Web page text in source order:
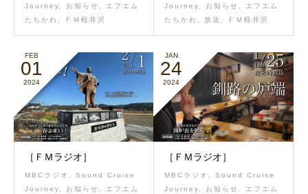
Journey
お知らせ
エフエム
たちかわ
ＦＭ軽井沢
Journey
お知らせ
エフエム
たちかわ
放送 ＦＭ軽井沢
FEB
01
2024
［ＦＭラジオ］
MBCラジオ
Sound Cruise
Journey
お知らせ
エフエム
JAN
24
2024
［ＦＭラジオ］
MBCラジオ
Sound Cruise
Journey
お知らせ
エフエム